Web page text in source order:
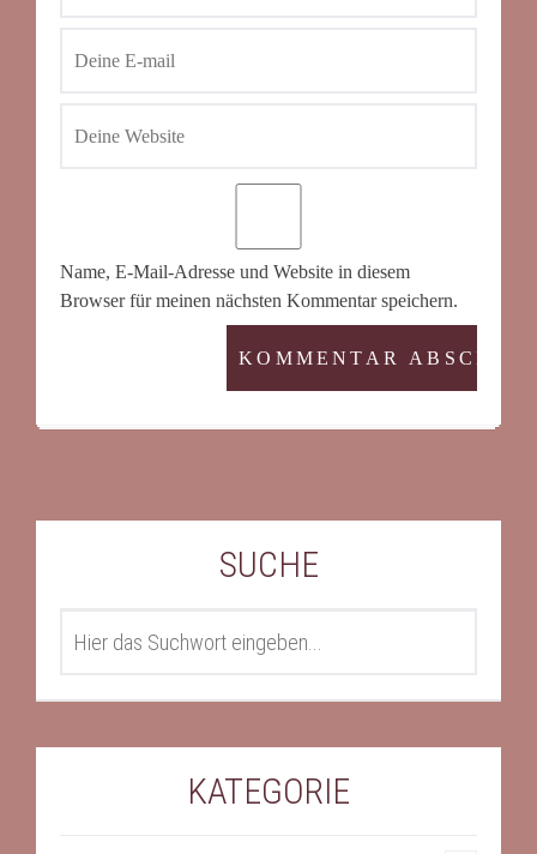
Name, E-Mail-Adresse und Website in diesem
Browser für meinen nächsten Kommentar speichern.
SUCHE
KATEGORIE